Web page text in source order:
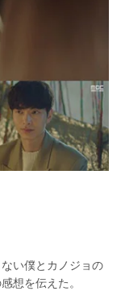
い僕とカノジョの
想を伝えた。